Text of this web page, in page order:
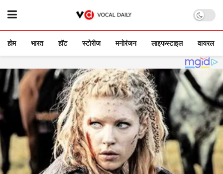
होम भारत हॉट स्टोरीज मनोरंजन लाइफस्टाइल वायरल